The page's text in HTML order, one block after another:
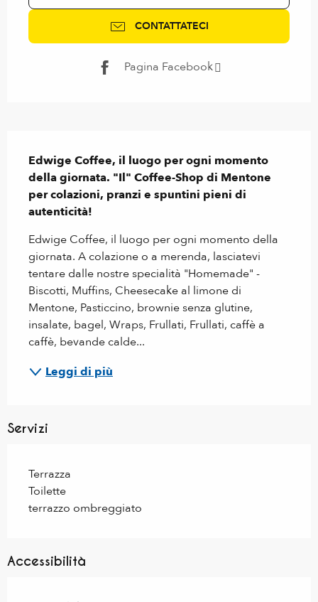
CONTATTATECI
Pagina Facebook
Edwige Coffee, il luogo per ogni momento
della giornata. "Il" Coffee-Shop di Mentone
per colazioni, pranzi e spuntini pieni di
autenticità!
Edwige Coffee, il luogo per ogni momento della
giornata. A colazione o a merenda, lasciatevi
tentare dalle nostre specialità "Homemade" -
Biscotti, Muffins, Cheesecake al limone di
Mentone, Pasticcino, brownie senza glutine,
insalate, bagel, Wraps, Frullati, Frullati, caffè a
caffè, bevande calde...
Leggi di più
Servizi
Terrazza
Toilette
terrazzo ombreggiato
Accessibilità